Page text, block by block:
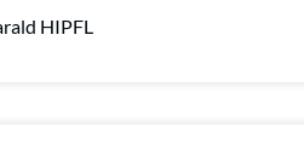
HIPFL